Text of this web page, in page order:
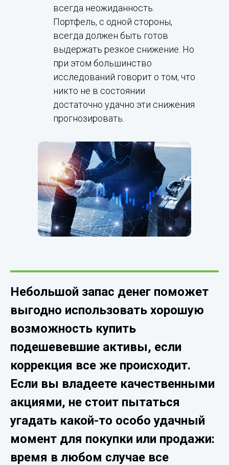
всегда неожиданность.
Портфель, с одной стороны,
всегда должен быть готов
выдержать резкое снижение. Но
при этом большинство
исследований говорит о том, что
никто не в состоянии
достаточно удачно эти снижения
прогнозировать.
Небольшой запас денег поможет
выгодно использовать хорошую
возможность купить
подешевевшие активы, если
коррекция все же происходит.
Если вы владеете качественными
акциями, не стоит пытаться
угадать какой-то особо удачный
момент для покупки или продажи:
время в любом случае все